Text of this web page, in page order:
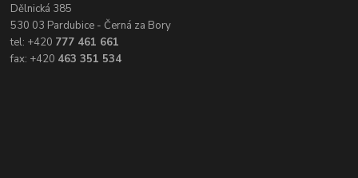
Dělnická 385
530 03 Pardubice - Černá za Bory
tel: +420 777 461 661
fax: +420 463 351 534